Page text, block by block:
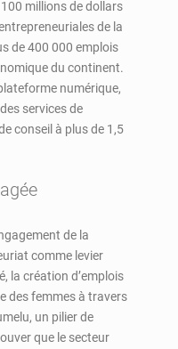
millions de dollars
de la
de 400 000 emplois
du continent.
numérique,
services de
conseil à plus de 1,5
de la
comme levier
la création d’emplois
des femmes à travers
un pilier de
que le secteur